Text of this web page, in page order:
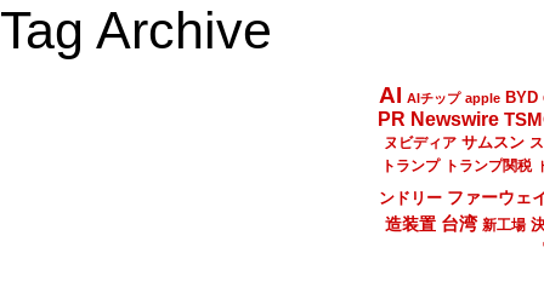
Tag Archive
AI AIチップ apple BYD
PR Newswire
ヌビディア サムスン
トランプ
トランプ関税
ンドリー ファーウェ
造装置 台湾 新工場